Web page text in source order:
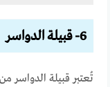
6- قبيلة الدواسر
تُعتبر قبيلة الدواسر